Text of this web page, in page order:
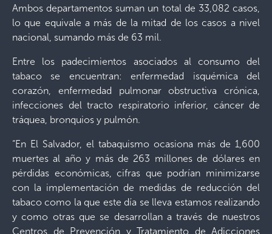
Ambos departamentos suman un total de 33,082 casos,
lo que equivale a más de la mitad de los casos a nivel
nacional, sumando más de 63 mil.
Entre los padecimientos asociados al consumo del
tabaco se encuentran: enfermedad isquémica del
corazón, enfermedad pulmonar obstructiva crónica,
infecciones del tracto respiratorio inferior, cáncer de
tráquea, bronquios y pulmón.
“En El Salvador, el tabaquismo ocasiona más de 1,600
muertes al año y más de 263 millones de dólares en
pérdidas económicas, cifras que podrían minimizarse
con la implementación de medidas de reducción del
tabaco como la que este día se lleva estamos realizando
y como otras que se desarrollan a través de nuestros
Centros de Prevención y Tratamiento de Adicciones